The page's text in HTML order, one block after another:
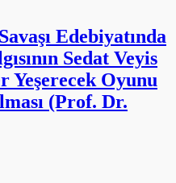
Edebiyatında
Sedat Veyis
Yeşerecek Oyunu
(Prof. Dr.